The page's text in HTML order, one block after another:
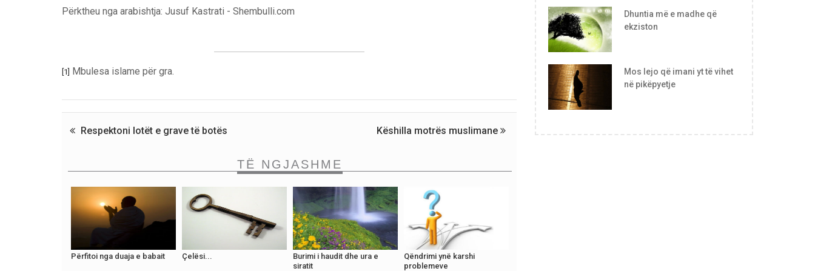
Përktheu nga arabishtja: Jusuf Kastrati - Shembulli.com
[1] Mbulesa islame për gra.
Respektoni lotët e grave të botës Këshilla motrës muslimane
TË NGJASHME
Përfitoi nga duaja e babait Çelësi...
Burimi i haudit dhe ura e
siratit
Qëndrimi ynë karshi
problemeve
Dhuntia më e madhe që
ekziston
Mos lejo që imani yt të vihet
në pikëpyetje